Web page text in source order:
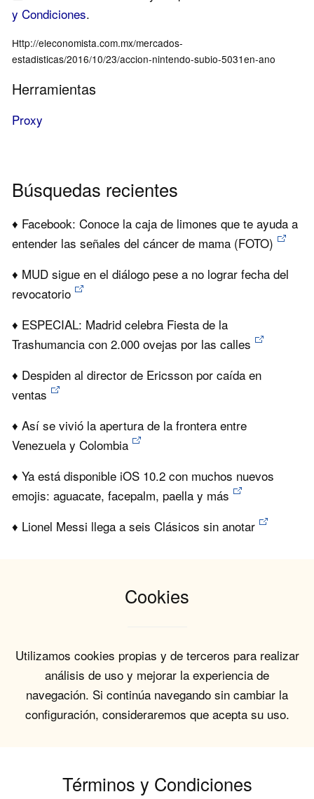
y Condiciones.
Http://eleconomista.com.mx/mercados-
estadisticas/2016/10/23/accion-nintendo-subio-5031en-ano
Herramientas
Proxy
Búsquedas recientes
♦ Facebook: Conoce la caja de limones que te ayuda a
entender las señales del cáncer de mama (FOTO)
♦ MUD sigue en el diálogo pese a no lograr fecha del
revocatorio
♦ ESPECIAL: Madrid celebra Fiesta de la
Trashumancia con 2.000 ovejas por las calles
♦ Despiden al director de Ericsson por caída en
ventas
♦ Así se vivió la apertura de la frontera entre
Venezuela y Colombia
♦ Ya está disponible iOS 10.2 con muchos nuevos
emojis: aguacate, facepalm, paella y más
♦ Lionel Messi llega a seis Clásicos sin anotar
Cookies
Utilizamos cookies propias y de terceros para realizar
análisis de uso y mejorar la experiencia de
navegación. Si continúa navegando sin cambiar la
configuración, consideraremos que acepta su uso.
Términos y Condiciones